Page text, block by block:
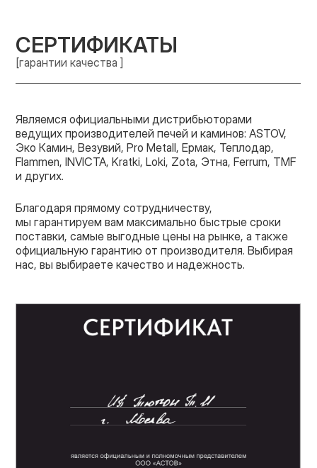
СЕРТИФИКАТЫ
[гарантии качества ]
Являемся официальными дистрибьюторами
ведущих производителей печей и каминов: ASTOV,
Эко Камин, Везувий, Pro Metall, Ермак, Теплодар,
Flammen, INVICTA, Kratki, Loki, Zota, Этна, Ferrum, TMF
и других.
Благодаря прямому сотрудничеству,
мы гарантируем вам максимально быстрые сроки
поставки, самые выгодные цены на рынке, а также
официальную гарантию от производителя. Выбирая
нас, вы выбираете качество и надежность.